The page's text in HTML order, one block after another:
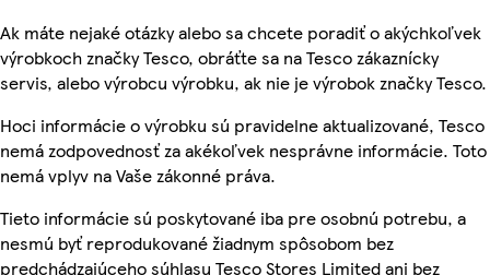
Ak máte nejaké otázky alebo sa chcete poradiť o akýchkoľvek
výrobkoch značky Tesco, obráťte sa na Tesco zákaznícky
servis, alebo výrobcu výrobku, ak nie je výrobok značky Tesco.
Hoci informácie o výrobku sú pravidelne aktualizované, Tesco
nemá zodpovednosť za akékoľvek nesprávne informácie. Toto
nemá vplyv na Vaše zákonné práva.
Tieto informácie sú poskytované iba pre osobnú potrebu, a
nesmú byť reprodukované žiadnym spôsobom bez
predchádzajúceho súhlasu Tesco Stores Limited ani bez